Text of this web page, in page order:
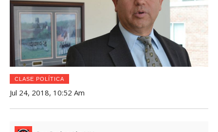
CLASE POLÍTICA
Jul 24, 2018, 10:52 Am